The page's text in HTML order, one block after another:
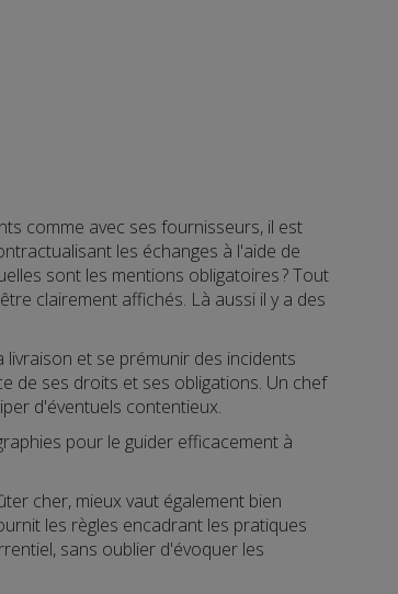
comme avec ses fournisseurs, il est
les échanges à l'aide de
sont les mentions obligatoires ? Tout
clairement affichés. Là aussi il y a des
et se prémunir des incidents
de ses droits et ses obligations. Un chef
d'éventuels contentieux.
pour le guider efficacement à
cher, mieux vaut également bien
les règles encadrant les pratiques
sans oublier d'évoquer les